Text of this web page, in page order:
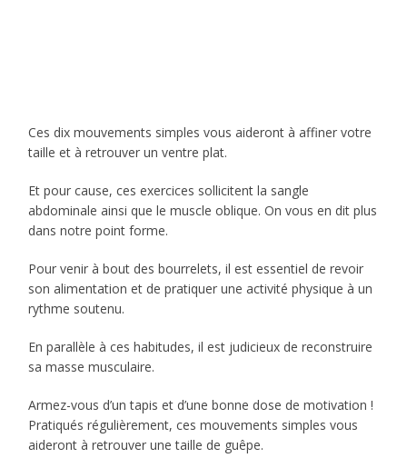
Ces dix mouvements simples vous aideront à affiner votre
taille et à retrouver un ventre plat.
Et pour cause, ces exercices sollicitent la sangle
abdominale ainsi que le muscle oblique. On vous en dit plus
dans notre point forme.
Pour venir à bout des bourrelets, il est essentiel de revoir
son alimentation et de pratiquer une activité physique à un
rythme soutenu.
En parallèle à ces habitudes, il est judicieux de reconstruire
sa masse musculaire.
Armez-vous d’un tapis et d’une bonne dose de motivation !
Pratiqués régulièrement, ces mouvements simples vous
aideront à retrouver une taille de guêpe.